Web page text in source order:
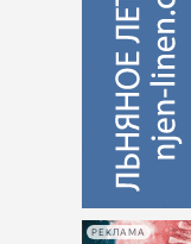
РЕКЛАМА